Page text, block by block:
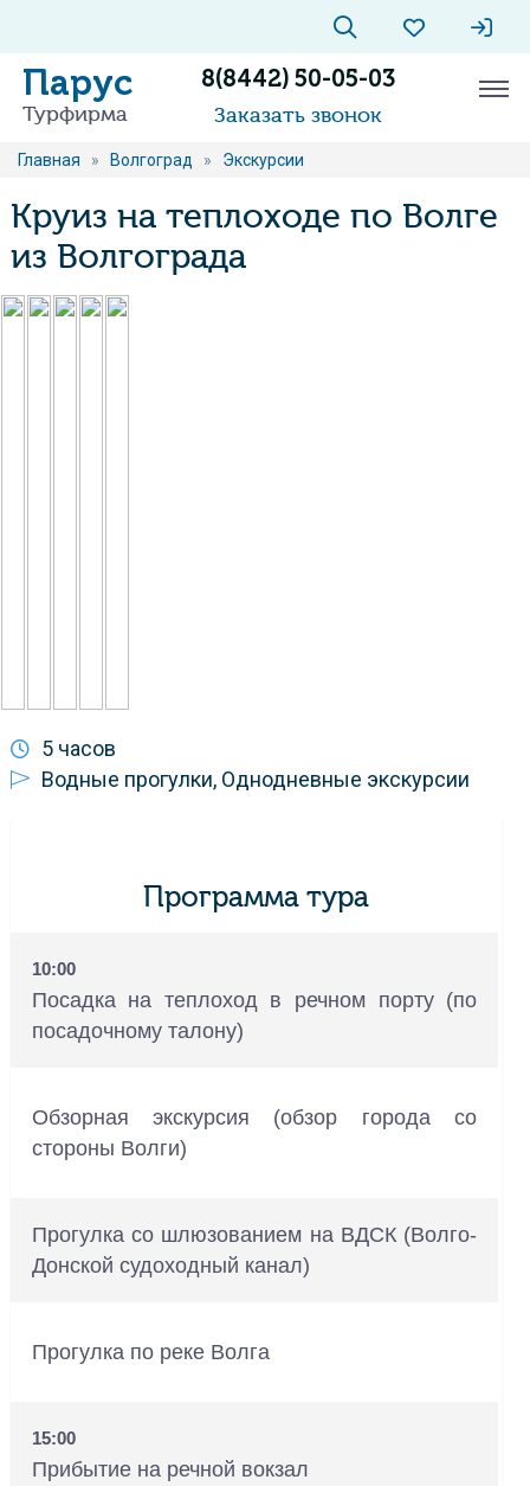
Парус
Турфирма
8(8442) 50-05-03
Заказать звонок
Главная » Волгоград » Экскурсии
Круиз на теплоходе по Волге
из Волгограда
5 часов
Водные прогулки, Однодневные экскурсии
Программа тура
10:00
Посадка на теплоход в речном порту (по
посадочному талону)
Обзорная экскурсия (обзор города со
стороны Волги)
Прогулка со шлюзованием на ВДСК (Волго-
Донской судоходный канал)
Прогулка по реке Волга
15:00
Прибытие на речной вокзал